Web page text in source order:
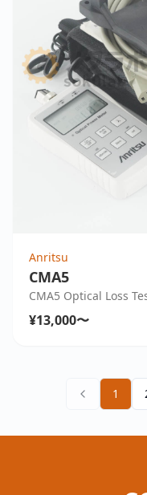
Anritsu
CMA5
CMA5 Optical Loss
¥13,000〜
1